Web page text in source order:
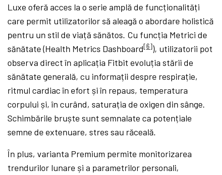
Luxe oferă acces la o serie amplă de funcționalități
care permit utilizatorilor să aleagă o abordare holistică
pentru un stil de viață sănătos. Cu funcția Metrici de
sănătate (Health Metrics Dashboard[6]), utilizatorii pot
observa direct în aplicația Fitbit evoluția stării de
sănătate generală, cu informații despre respirație,
ritmul cardiac în efort și în repaus, temperatura
corpului și, în curând, saturația de oxigen din sânge.
Schimbările bruște sunt semnalate ca potențiale
semne de extenuare, stres sau răceală.
În plus, varianta Premium permite monitorizarea
trendurilor lunare și a parametrilor personali,